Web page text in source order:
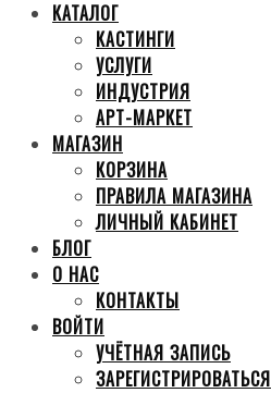
КАТАЛОГ
КАСТИНГИ
УСЛУГИ
ИНДУСТРИЯ
АРТ-МАРКЕТ
МАГАЗИН
КОРЗИНА
ПРАВИЛА МАГАЗИНА
ЛИЧНЫЙ КАБИНЕТ
БЛОГ
О НАС
КОНТАКТЫ
ВОЙТИ
УЧЁТНАЯ ЗАПИСЬ
ЗАРЕГИСТРИРОВАТЬСЯ